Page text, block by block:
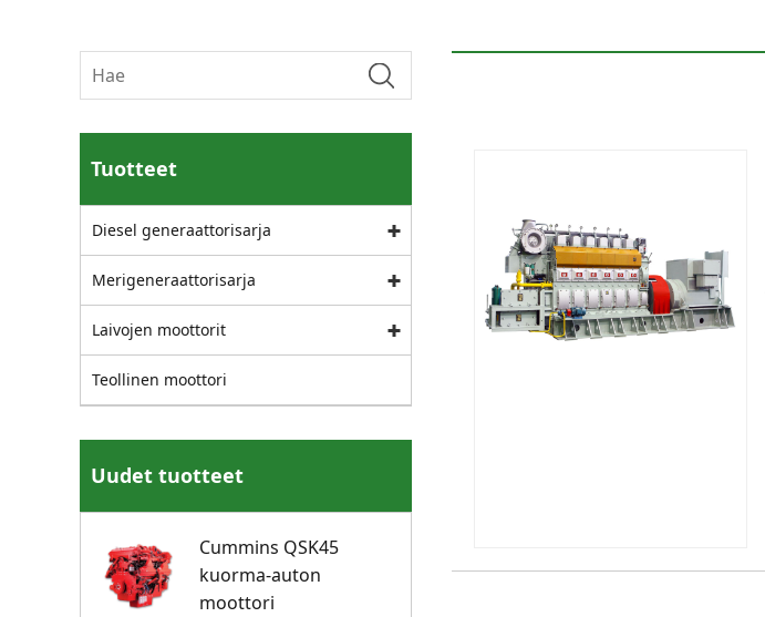
Tuotteet
Diesel generaattorisarja
Merigeneraattorisarja
Laivojen moottorit
Teollinen moottori
Uudet tuotteet
Cummins QSK45
kuorma-auton
moottori